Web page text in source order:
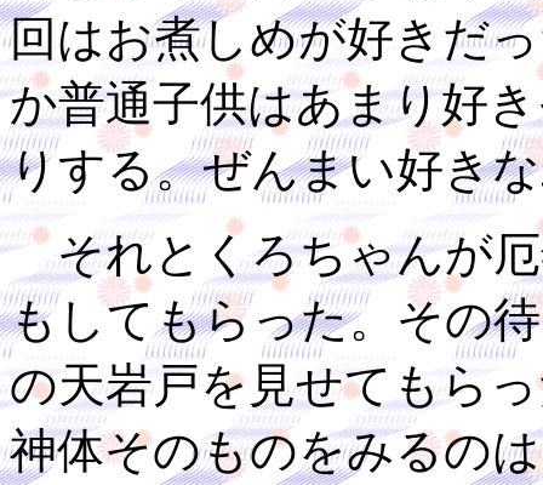
回はお煮しめが好きだ
か普通子供はあまり好
りする。ぜんまい好き
それとくろちゃんが厄
もしてもらった。その
の天岩戸を見せてもら
神体そのものをみるの